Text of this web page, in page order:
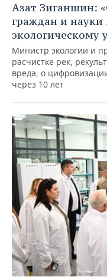
Азат Зиганшин:
граждан и науки
экологическому
Министр экологии и
расчистке рек,
вреда, о
через 10 лет